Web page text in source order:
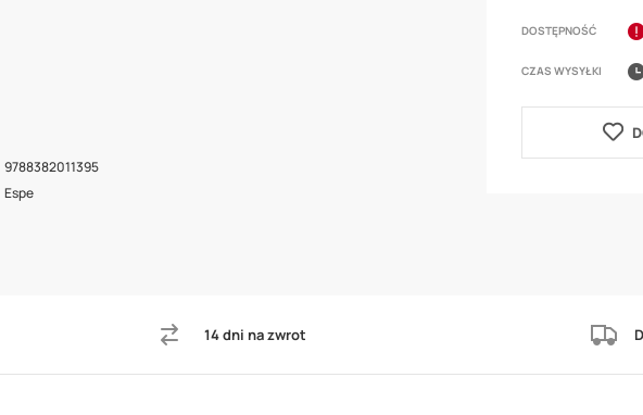
9788382011395
Espe
DOSTĘPNOŚĆ
CZAS WYSYŁKI
14 dni na zwrot